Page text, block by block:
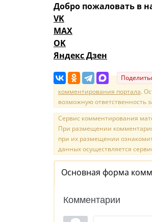
Добро пожаловать в
VK
MAX
OK
Яндекс Дзен
комментирования портала.
возможную ответственность
Сервис комментирования
При размещении
при их размещении
данных осуществляется
Основная форма
Комментарии